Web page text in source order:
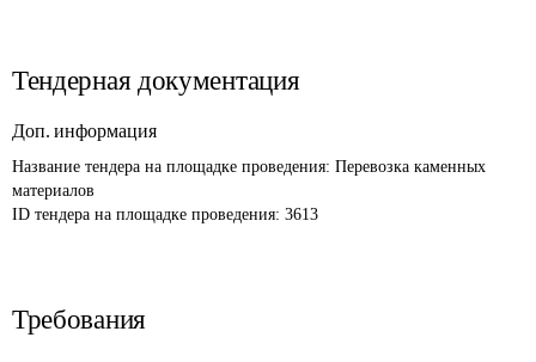
Тендерная документация
Доп. информация
Название тендера на площадке проведения: Перевозка каменных
материалов
ID тендера на площадке проведения: 3613
Требования